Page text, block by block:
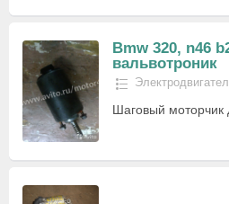
Bmw 320, n46
вальвотроник
Шаговый моторчик